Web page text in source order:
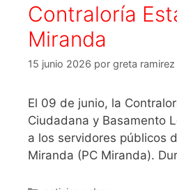
Contraloría
Miranda
15 junio 2026 por greta ramirez
El 09 de junio, la
Ciudadana y Basamento
a los servidores públicos
Miranda (PC Miranda).